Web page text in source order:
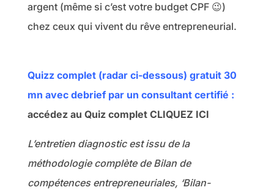
argent (même si c’est votre budget CPF 😉)
chez ceux qui vivent du rêve entrepreneurial.
Quizz complet (radar ci-dessous) gratuit 30
mn avec debrief par un consultant certifié :
accédez au Quiz complet CLIQUEZ ICI
L’entretien diagnostic est issu de la
méthodologie complète de Bilan de
compétences entrepreneuriales, ‘Bilan-